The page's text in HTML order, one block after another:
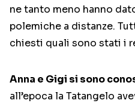
ne tanto meno hanno
polemiche a distanze.
chiesti quali sono stati i
Anna e Gigi si sono
all’epoca la Tatangelo